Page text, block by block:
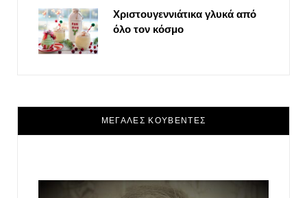
Χριστουγεννιάτικα γλυκά από
όλο τον κόσμο
ΜΕΓΑΛΕΣ ΚΟΥΒΕΝΤΕΣ